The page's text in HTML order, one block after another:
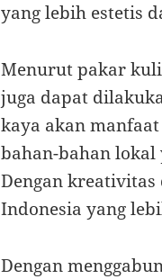
yang lebih estetis
Menurut pakar
juga dapat
kaya akan
bahan-bahan
Dengan
Indonesia yang
Dengan